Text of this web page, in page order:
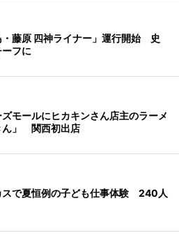
・藤原 四神ライナー」運行開始 史
フに
モールにヒカキンさん店主のラーメ
ん」 関西初出店
スで夏恒例の子ども仕事体験 240人